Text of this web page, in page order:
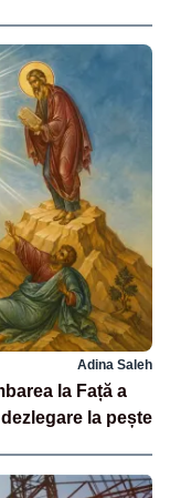
Adina Saleh
la Față a
la pește